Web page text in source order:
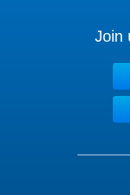
Join